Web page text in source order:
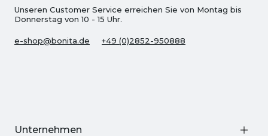
Unseren Customer Service erreichen Sie von Montag bis
Donnerstag von 10 - 15 Uhr.
e-shop@bonita.de +49 (0)2852-950888
Unternehmen